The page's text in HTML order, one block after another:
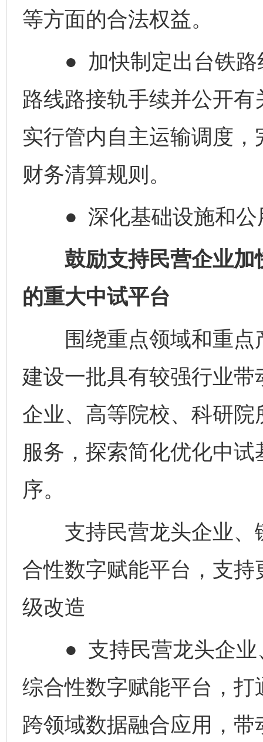
等方面的合法权益。
● 加快制定出台铁路
路线路接轨手续并公开
实行管内自主运输调度
财务清算规则。
● 深化基础设施和公
鼓励支持民营企业加
的重大中试平台
围绕重点领域和重点
建设一批具有较强行业
企业、高等院校、科研
服务，探索简化优化中
序。
支持民营龙头企业、
合性数字赋能平台，支
级改造
● 支持民营龙头企业
综合性数字赋能平台，
跨领域数据融合应用，